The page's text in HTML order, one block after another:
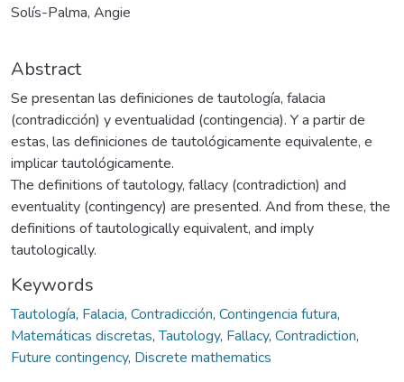
Solís-Palma, Angie
Abstract
Se presentan las definiciones de tautología, falacia
(contradicción) y eventualidad (contingencia). Y a partir de
estas, las definiciones de tautológicamente equivalente, e
implicar tautológicamente.
The definitions of tautology, fallacy (contradiction) and
eventuality (contingency) are presented. And from these, the
definitions of tautologically equivalent, and imply
tautologically.
Keywords
Tautología, Falacia, Contradicción, Contingencia futura,
Matemáticas discretas,Tautology, Fallacy, Contradiction,
Future contingency, Discrete mathematics